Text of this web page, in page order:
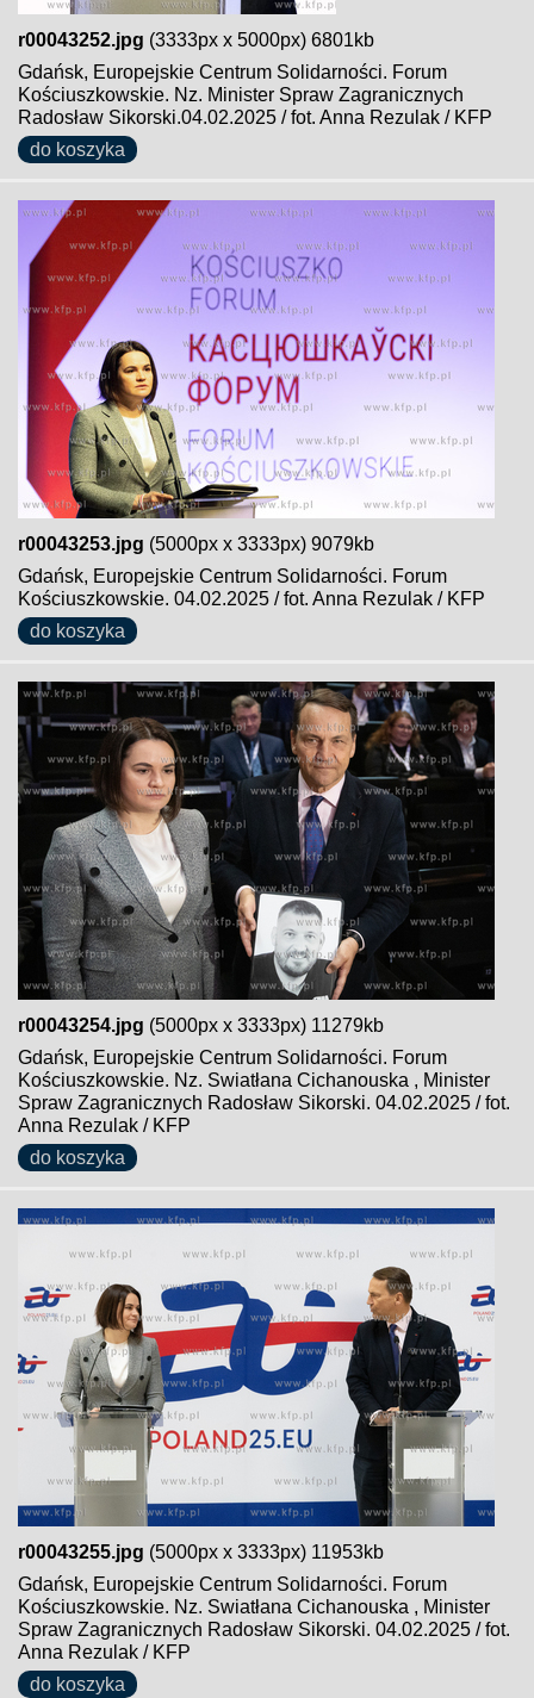
r00043252.jpg (3333px x 5000px) 6801kb
Gdańsk, Europejskie Centrum Solidarności. Forum
Kościuszkowskie. Nz. Minister Spraw Zagranicznych
Radosław Sikorski.04.02.2025 / fot. Anna Rezulak / KFP
do koszyka
r00043253.jpg (5000px x 3333px) 9079kb
Gdańsk, Europejskie Centrum Solidarności. Forum
Kościuszkowskie. 04.02.2025 / fot. Anna Rezulak / KFP
do koszyka
r00043254.jpg (5000px x 3333px) 11279kb
Gdańsk, Europejskie Centrum Solidarności. Forum
Kościuszkowskie. Nz. Swiatłana Cichanouska , Minister
Spraw Zagranicznych Radosław Sikorski. 04.02.2025 / fot.
Anna Rezulak / KFP
do koszyka
r00043255.jpg (5000px x 3333px) 11953kb
Gdańsk, Europejskie Centrum Solidarności. Forum
Kościuszkowskie. Nz. Swiatłana Cichanouska , Minister
Spraw Zagranicznych Radosław Sikorski. 04.02.2025 / fot.
Anna Rezulak / KFP
do koszyka